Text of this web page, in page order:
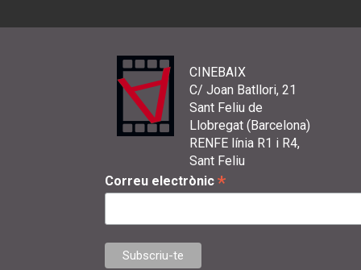
CINEBAIX
C/ Joan Batllori, 21
Sant Feliu de
Llobregat (Barcelona)
RENFE línia R1 i R4,
Sant Feliu
Correu electrònic *